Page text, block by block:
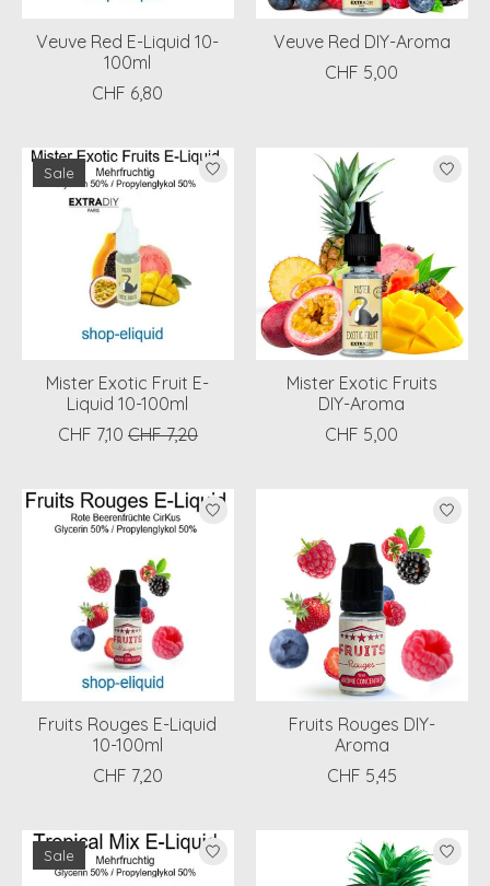
Veuve Red E-Liquid 10-
100ml
CHF 6,80
Veuve Red DIY-Aroma
CHF 5,00
Sale
Mister Exotic Fruit E-
Liquid 10-100ml
CHF 7,10 CHF 7,20
Mister Exotic Fruits
DIY-Aroma
CHF 5,00
Fruits Rouges E-Liquid
10-100ml
CHF 7,20
Fruits Rouges DIY-
Aroma
CHF 5,45
Sale